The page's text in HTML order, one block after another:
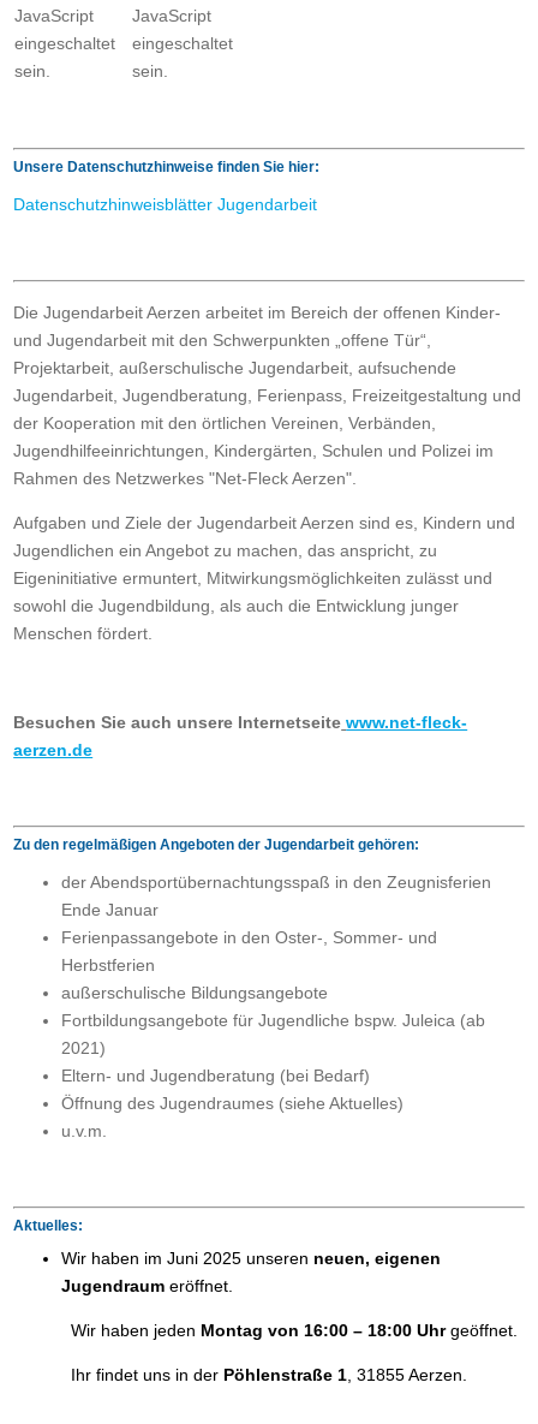
JavaScript
eingeschaltet
sein.
JavaScript
eingeschaltet
sein.
Unsere Datenschutzhinweise finden Sie hier:
Datenschutzhinweisblätter Jugendarbeit
Die Jugendarbeit Aerzen arbeitet im Bereich der offenen Kinder-
und Jugendarbeit mit den Schwerpunkten „offene Tür“,
Projektarbeit, außerschulische Jugendarbeit, aufsuchende
Jugendarbeit, Jugendberatung, Ferienpass, Freizeitgestaltung und
der Kooperation mit den örtlichen Vereinen, Verbänden,
Jugendhilfeeinrichtungen, Kindergärten, Schulen und Polizei im
Rahmen des Netzwerkes "Net-Fleck Aerzen".
Aufgaben und Ziele der Jugendarbeit Aerzen sind es, Kindern und
Jugendlichen ein Angebot zu machen, das anspricht, zu
Eigeninitiative ermuntert, Mitwirkungsmöglichkeiten zulässt und
sowohl die Jugendbildung, als auch die Entwicklung junger
Menschen fördert.
Besuchen Sie auch unsere Internetseite www.net-fleck-
aerzen.de
Zu den regelmäßigen Angeboten der Jugendarbeit gehören:
der Abendsportübernachtungsspaß in den Zeugnisferien
Ende Januar
Ferienpassangebote in den Oster-, Sommer- und
Herbstferien
außerschulische Bildungsangebote
Fortbildungsangebote für Jugendliche bspw. Juleica (ab
2021)
Eltern- und Jugendberatung (bei Bedarf)
Öffnung des Jugendraumes (siehe Aktuelles)
u.v.m.
Aktuelles:
Wir haben im Juni 2025 unseren neuen, eigenen
Jugendraum eröffnet.
Wir haben jeden Montag von 16:00 – 18:00 Uhrgeöffnet.
Ihr findet uns in der Pöhlenstraße 1 , 31855 Aerzen.